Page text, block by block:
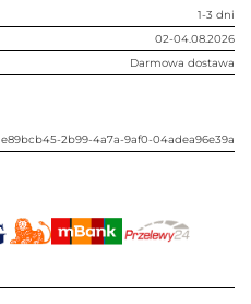
1-3 dni
02-04.08.2026
Darmowa dostawa
e89bcb45-2b99-4a7a-9af0-04adea96e39a